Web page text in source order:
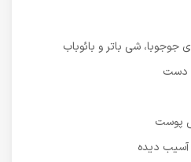
شی باتر و بائوباب
دست
پوست
دیده